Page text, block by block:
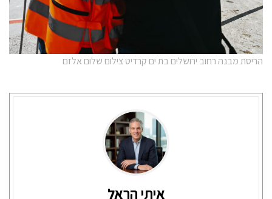
הריסת מבנה רחוב ירושלים בת ים קרדיט צילום שלום אלזם
איתי הראל